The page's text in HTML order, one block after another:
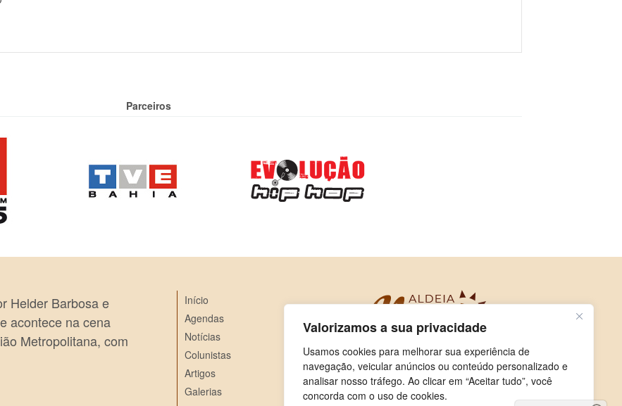
Valorizamos a sua privacidade
Usamos cookies para melhorar sua experiência de
navegação, veicular anúncios ou conteúdo personalizado e
analisar nosso tráfego. Ao clicar em “Aceitar tudo”, você
concorda com o uso de cookies.
Parceiros
Helder Barbosa e
acontece na cena
Metropolitana, com
Início
Agendas
Notícias
Colunistas
Artigos
Galerias